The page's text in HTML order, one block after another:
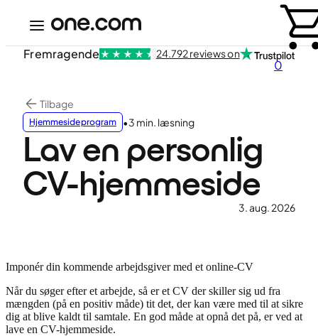
0
Fremragende 24.792 reviews on
Tilbage
Hjemmesideprogram •3 min. læsning
Lav en personlig
CV-hjemmeside
3. aug. 2026
Imponér din kommende arbejdsgiver med et online-CV
Når du søger efter et arbejde, så er et CV der skiller sig ud fra
mængden (på en positiv måde) tit det, der kan være med til at sikre
dig at blive kaldt til samtale. En god måde at opnå det på, er ved at
lave en CV-hjemmeside.